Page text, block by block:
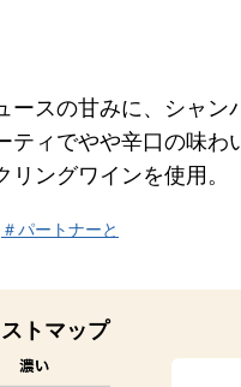
ースの甘みに、シャン
ティでやや辛口の味
リングワインを使用。
＃パートナーと
トマップ